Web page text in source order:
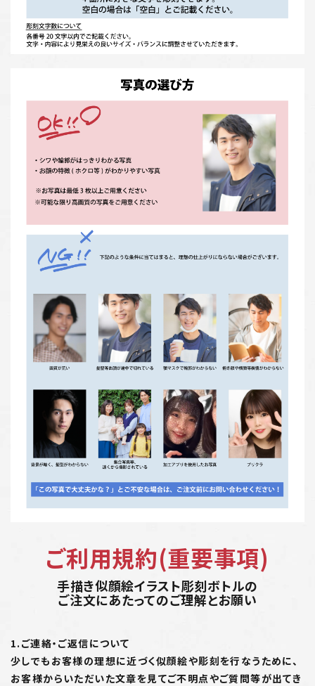
ご利用規約(重要事項)
手描き似顔絵イラスト彫刻ボトルの
ご注文にあたってのご理解とお願い
1.ご連絡・ご返信について
少しでもお客様の理想に近づく似顔絵や彫刻を行なうために、
お客様からいただいた文章を見てご不明点やご質問等が出てき